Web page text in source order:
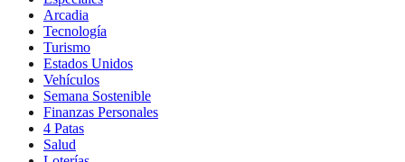
Arcadia
Tecnología
Turismo
Estados Unidos
Vehículos
Semana Sostenible
Finanzas Personales
4 Patas
Salud